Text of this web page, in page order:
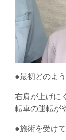
●最初どのよ
右肩が上げに
転車の運転が
●施術を受け